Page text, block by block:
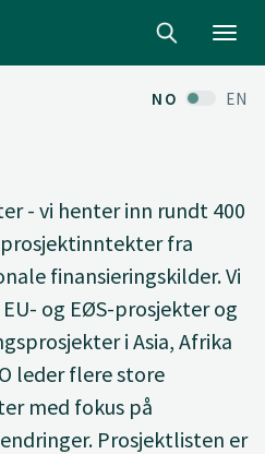
NO EN
- vi henter inn rundt 400
fra
finansieringskilder. Vi
og EØS-prosjekter og
i Asia, Afrika
leder flere store
med fokus på
Prosjektlisten er